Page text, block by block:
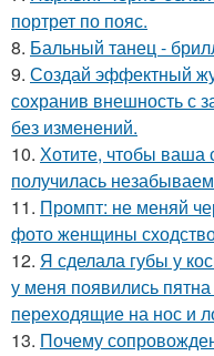
портрет по пояс.
8. Бальный танец -
9. Создай эффектный
сохранив внешность с
без изменений.
10. Хотите, чтобы ваша
получилась
11. Промпт: не меняй
фото женщины
12. Я сделала губы у
у меня появились
переходящие на нос и
13. Почему